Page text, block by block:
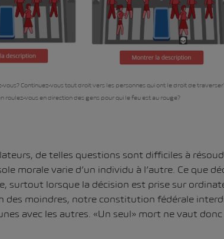
vous? Continuez-vous tout droit vers les personnes qui ont le droit de
roulez-vous en direction des gens pour qui le feu est au rouge?
de telles questions sont difficiles à
morale varie d’un individu à l’autre. Ce que
surtout lorsque la décision est prise sur
des moindres, notre constitution fédérale
avec les autres. «Un seul» mort ne vaut